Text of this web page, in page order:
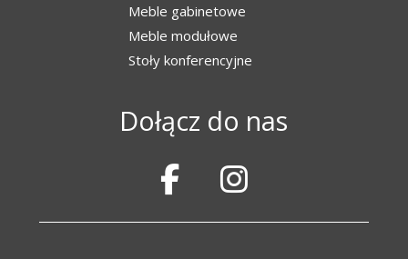
Meble gabinetowe
Meble modułowe
Stoły konferencyjne
Dołącz do nas